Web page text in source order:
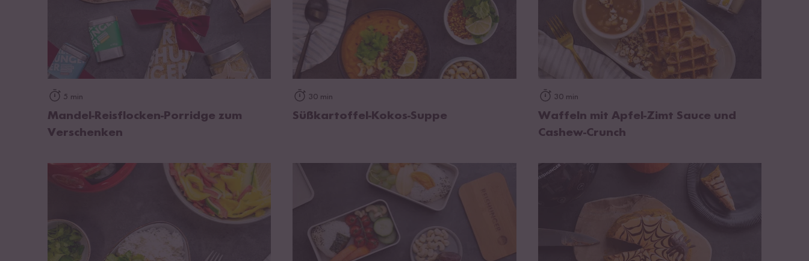
5 min
Mandel-Reisflocken-Porridge zum
Verschenken
30 min
Süßkartoffel-Kokos-Suppe
30 min
Waffeln mit Apfel-Zimt Sauce und
Cashew-Crunch